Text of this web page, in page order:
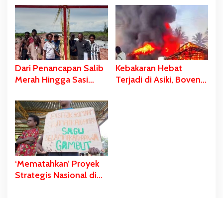
Dijadikan Tempat
Pengibaran Bendera
Merah Putih
Pencarian
Dari Penancapan Salib
Merah Hingga Sasi
Penolakan PSN
Kebakaran Hebat
Terjadi di Asiki, Boven
‘Mematahkan’ Proyek
Strategis Nasional di